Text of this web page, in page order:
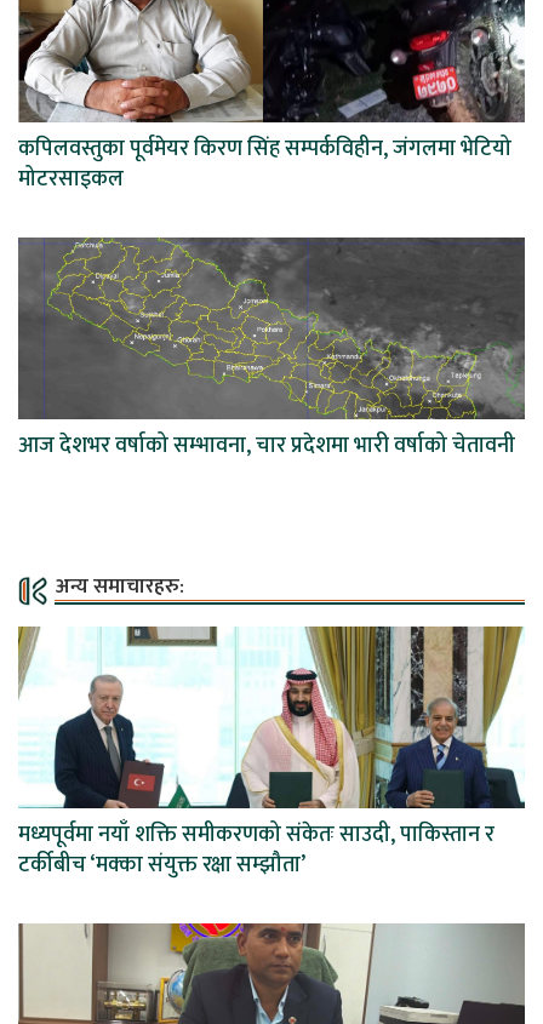
कपिलवस्तुका पूर्वमेयर किरण सिंह सम्पर्कविहीन, जंगलमा भेटियो
मोटरसाइकल
आज देशभर वर्षाको सम्भावना, चार प्रदेशमा भारी वर्षाको चेतावनी
अन्य समाचारहरु:
मध्यपूर्वमा नयाँ शक्ति समीकरणको संकेतः साउदी, पाकिस्तान र
टर्कीबीच ‘मक्का संयुक्त रक्षा सम्झौता’